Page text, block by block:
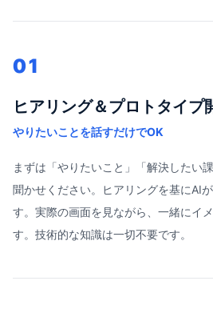
01
ヒアリング＆プロトタイプ
やりたいことを話すだけでOK
まずは「やりたいこと」「解決したい
聞かせください。ヒアリングを基にAI
す。実際の画面を見ながら、一緒にイ
す。技術的な知識は一切不要です。